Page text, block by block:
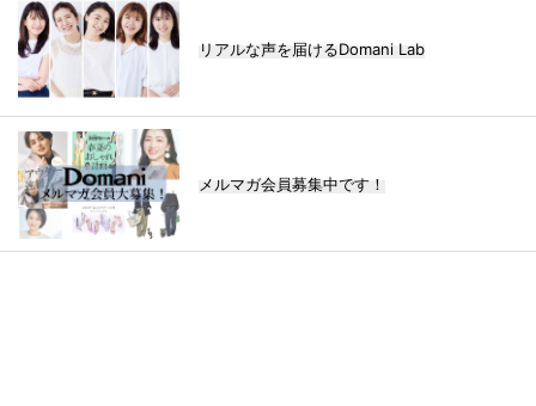
リアルな声を届けるDomani Lab
メルマガ会員募集中です！